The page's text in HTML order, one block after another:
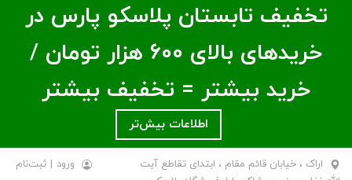
تخفیف تابستان پلاسکو پارس در
خریدهای بالای ۶00 هزار تومان /
خرید بیشتر = تخفیف بیشتر
اطلاعات بیش‌تر
اراک ، خیابان قائم مقام ، ابتدای تقاطع آیت
ورود | ثبت‌نام